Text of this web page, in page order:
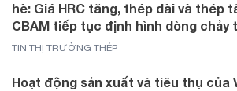
hè: Giá HRC tăng, thép dài và thép
CBAM tiếp tục định hình dòng
TIN THỊ TRƯỜNG THÉP
Hoạt động sản xuất và tiêu thụ của